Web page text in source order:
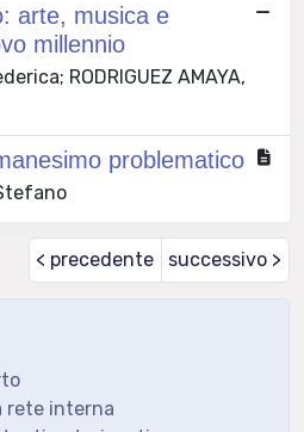
arte, musica e
millennio
RODRIGUEZ AMAYA,
problematico
< precedente successivo >
rete interna